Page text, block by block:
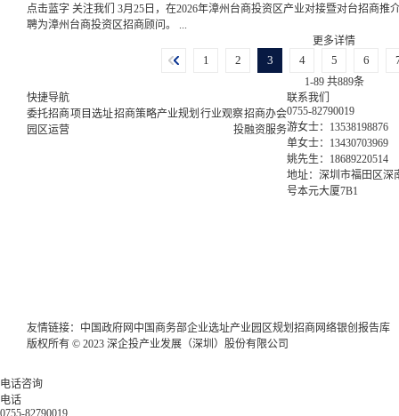
点击蓝字 关注我们 3月25日，在2026年漳州台商投资区产业对接暨对台招商推介会（大湾区专场）上，深企投董事长聂仰禄正式获
聘为漳州台商投资区招商顾问。 ...
更多详情
1 2 3 4 5 6
1-89 共889条
快捷导航
委托招商项目选址招商策略产业规划 行业观察招商办会
园区运营
投融资服务
联系我们
0755-82790019
游女士：13538198876
单女士：13430703969
姚先生：18689220514
地址：深圳市福田区深
号本元大厦7B1
友情链接： 中国政府网 中国商务部企业选址产业园区规划 招商网络银创报告库
版权所有 © 2023 深企投产业发展（深圳）股份有限公司
电话咨询
电话